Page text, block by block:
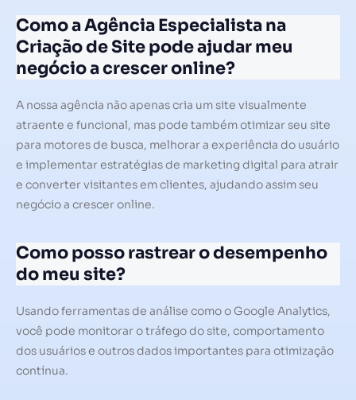
Como a Agência Especialista na
Criação de Site pode ajudar meu
negócio a crescer online?
A nossa agência não apenas cria um site visualmente
atraente e funcional, mas pode também otimizar seu site
para motores de busca, melhorar a experiência do usuário
e implementar estratégias de marketing digital para atrair
e converter visitantes em clientes, ajudando assim seu
negócio a crescer online.
Como posso rastrear o desempenho
do meu site?
Usando ferramentas de análise como o Google Analytics,
você pode monitorar o tráfego do site, comportamento
dos usuários e outros dados importantes para otimização
contínua.